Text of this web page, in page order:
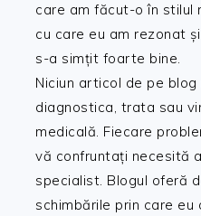
care am făcut-o în stilul
cu care eu am rezonat
s-a simțit foarte bine.
Niciun articol de pe
diagnostica, trata sau
medicală. Fiecare
vă confruntați necesită
specialist. Blogul oferă
schimbările prin care eu